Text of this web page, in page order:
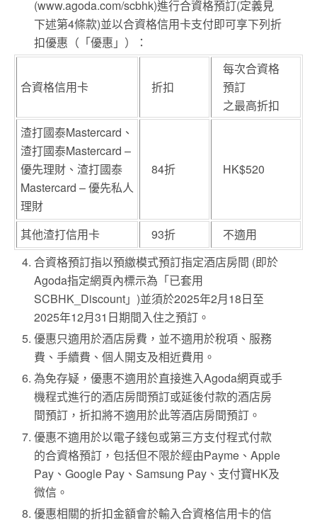
(www.agoda.com/scbhk)進行合資格預訂(定義見
下述第4條款)並以合資格信用卡支付即可享下列折
扣優惠（「優惠」）：
合資格信用卡 折扣
每次合資格
預訂
之最高折扣
渣打國泰Mastercard、
渣打國泰Mastercard –
優先理財、渣打國泰
Mastercard – 優先私人
理財
84折 HK$520
其他渣打信用卡 93折
不適用
合資格預訂指以預繳模式預訂指定酒店房間 (即於
Agoda指定網頁內標示為「已套用
SCBHK_Discount」)並須於2025年2月18日至
2025年12月31日期間入住之預訂。
優惠只適用於酒店房費，並不適用於稅項、服務
費、手續費、個人開支及相近費用。
為免存疑，優惠不適用於直接進入Agoda網頁或手
機程式進行的酒店房間預訂或延後付款的酒店房
間預訂，折扣將不適用於此等酒店房間預訂。
優惠不適用於以電子錢包或第三方支付程式付款
的合資格預訂，包括但不限於經由Payme、Apple
Pay、Google Pay、Samsung Pay、支付寶HK及
微信。
優惠相關的折扣金額會於輸入合資格信用卡的信